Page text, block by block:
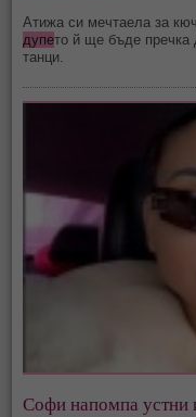
Атижа си мечтаела за
дупето й ще бъде пречка
танци.
Софи напомпа